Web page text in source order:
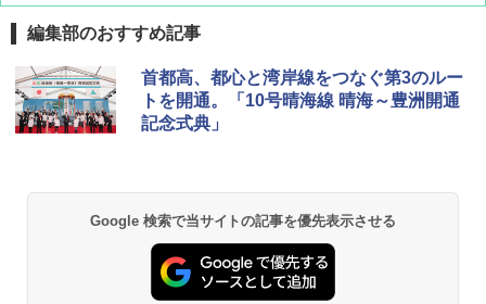
[キャンパーズコレクション 山善] ポップアッ
プテント 傘みたいに広げて畳める パッとサ
ッとサンシェード キューブ フルクローズ メ
ッシュ 簡単設置 ワンタッチテント キャンプ
PYKES PEAK (パイクスピーク) 着替えテン
ト プライバシー テント 【中が透けない】 1
人用 折りたたみ 防災グッズ 災害用トイレ ビ
ーチ ピクニック ポップアップテント 携帯 簡
DEWEL パラソル 大型 ビーチ アウトドアパ
ラソル ガーデン サイトシート付 折りたたみ
防水 UVカット 4段階高さ調整 軽量 収納袋付
き
GRANDOOR ステンレス保冷剤 2個セット 2
026リニューアル 急速冷凍 空間倍増 衛生的
コンパクト 保冷力長持ち
編集部のおすすめ記事
首都高、都心と湾岸線をつなぐ第3のルー
トを開通。「10号晴海線 晴海～豊洲開通
記念式典」
Google 検索で当サイトの記事を優先表示させる